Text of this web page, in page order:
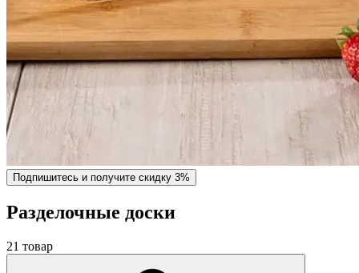
Подпишитесь и получите скидку 3%
Разделочные доски
21 товар